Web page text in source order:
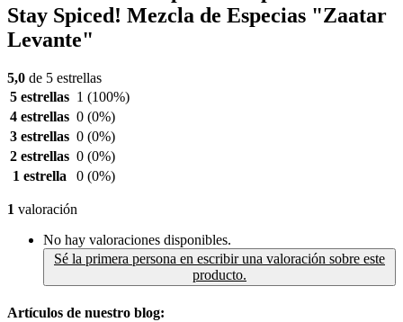
Stay Spiced! Mezcla de Especias "Zaatar
Levante"
5,0 de 5 estrellas
5 estrellas 1 (100%)
4 estrellas 0 (0%)
3 estrellas 0 (0%)
2 estrellas 0 (0%)
1 estrella
0 (0%)
1 valoración
No hay valoraciones disponibles.
Sé la primera persona en escribir una valoración sobre este
producto.
Artículos de nuestro blog: